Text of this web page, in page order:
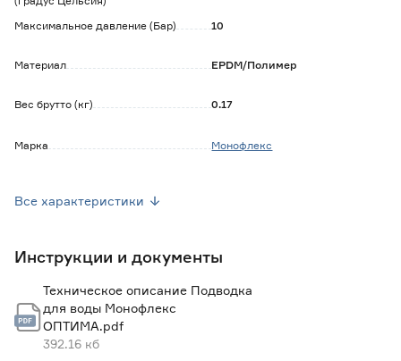
Максимальное давление (Бар)
10
Материал EPDM/Полимер
Вес брутто (кг) 0.17
Марка Монофлекс
Все характеристики
Инструкции и документы
Техническое описание Подводка
для воды Монофлекс
ОПТИМА.pdf
392.16 кб